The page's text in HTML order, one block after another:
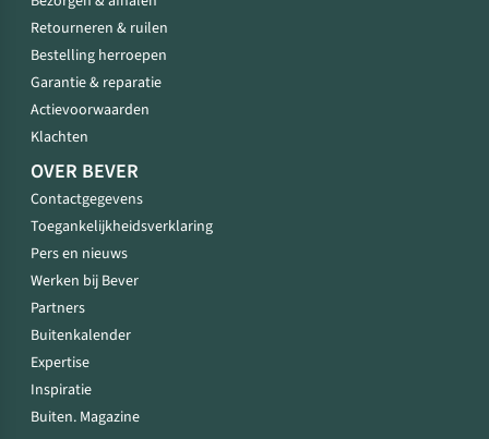
Retourneren & ruilen
Bestelling herroepen
Garantie & reparatie
Actievoorwaarden
Klachten
OVER BEVER
Contactgegevens
Toegankelijkheidsverklaring
Pers en nieuws
Werken bij Bever
Partners
Buitenkalender
Expertise
Inspiratie
Buiten. Magazine